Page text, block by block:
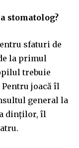
stomatolog?
sfaturi de
la primul
trebuie
joacă îl
general la
dinților, îl